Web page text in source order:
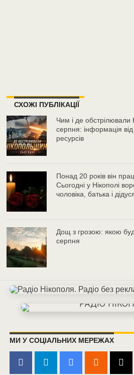
СХОЖІ ПУБЛІКАЦІЇ
Чим і де обстрілювали
серпня: інформація
ресурсів
Понад 20 років він
Сьогодні у Нікополі
чоловіка, батька і
Дощ з грозою: якою
серпня
МИ У СОЦІАЛЬНИХ МЕРЕЖАХ